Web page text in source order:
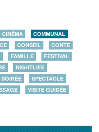
CINÉMA
COMMUNAL
CONSEIL
CONTE
FAMILLE
FESTIVAL
NIGHTLIFE
SOIRÉE
SPECTACLE
VISITE GUIDÉE